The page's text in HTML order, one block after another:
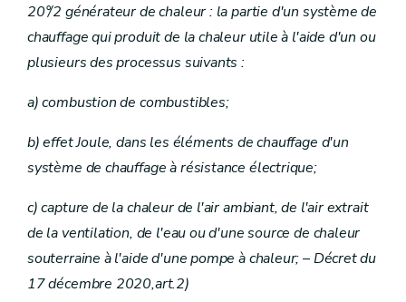
20°/2 générateur de chaleur : la partie d'un système de
chauffage qui produit de la chaleur utile à l'aide d'un ou
plusieurs des processus suivants :
a) combustion de combustibles;
b) effet Joule, dans les éléments de chauffage d'un
système de chauffage à résistance électrique;
c) capture de la chaleur de l'air ambiant, de l'air extrait
de la ventilation, de l'eau ou d'une source de chaleur
souterraine à l'aide d'une pompe à chaleur;– Décret du
17 décembre 2020,art.2)